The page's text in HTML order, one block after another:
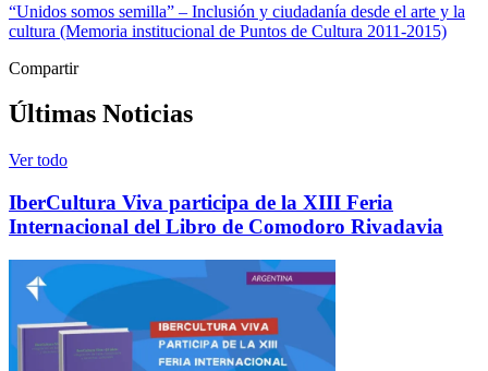
“Unidos somos semilla” – Inclusión y ciudadanía desde el arte y la
cultura (Memoria institucional de Puntos de Cultura 2011-2015)
Compartir
Últimas Noticias
Ver todo
IberCultura Viva participa de la XIII Feria
Internacional del Libro de Comodoro Rivadavia